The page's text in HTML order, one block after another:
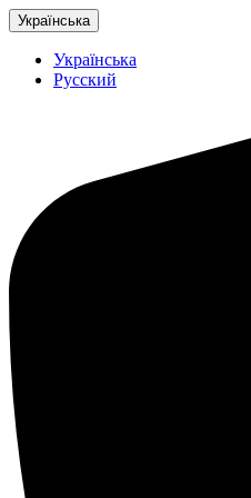
Українська
Українська
Русский